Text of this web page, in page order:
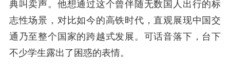
典叫卖声。他想通过这个曾伴随无数国人出行的标
志性场景，对比如今的高铁时代，直观展现中国交
通乃至整个国家的跨越式发展。可话音落下，台下
不少学生露出了困惑的表情。